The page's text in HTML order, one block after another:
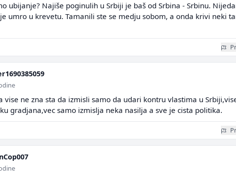
ubijanje? Najiše poginulih u Srbiji je baš od Srbina - Srbinu.
umro u krevetu. Tamanili ste se medju sobom, a onda krivi neki
vise ne zna sta da izmisli samo da udari kontru vlastima u
gradjana,vec samo izmislja neka nasilja a sve je cista politika.